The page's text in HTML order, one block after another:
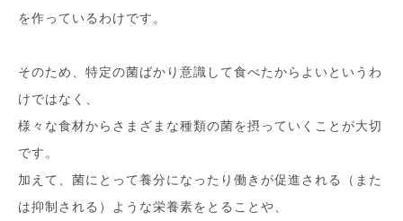
を作っているわけです。
そのため、特定の菌ばかり意識して食べたからよいというわ
けではなく、
様々な食材からさまざまな種類の菌を摂っていくことが大切
です。
加えて、菌にとって養分になったり働きが促進される（また
は抑制される）ような栄養素をとることや、